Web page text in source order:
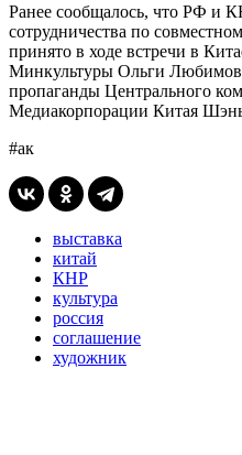
Ранее сообщалось, что РФ и
сотрудничества по
принято в ходе встречи в
Минкультуры Ольги
пропаганды Центрального
Медиакорпорации Китая
#ак
выставка
китай
КНР
культура
россия
соглашение
художник